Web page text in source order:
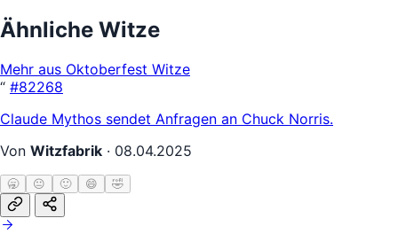
Ähnliche Witze
Mehr aus Oktoberfest Witze
“ #82268
Claude Mythos sendet Anfragen an Chuck Norris.
Von Witzfabrik · 08.04.2025
🥱 😐 🙂 😄 🤣